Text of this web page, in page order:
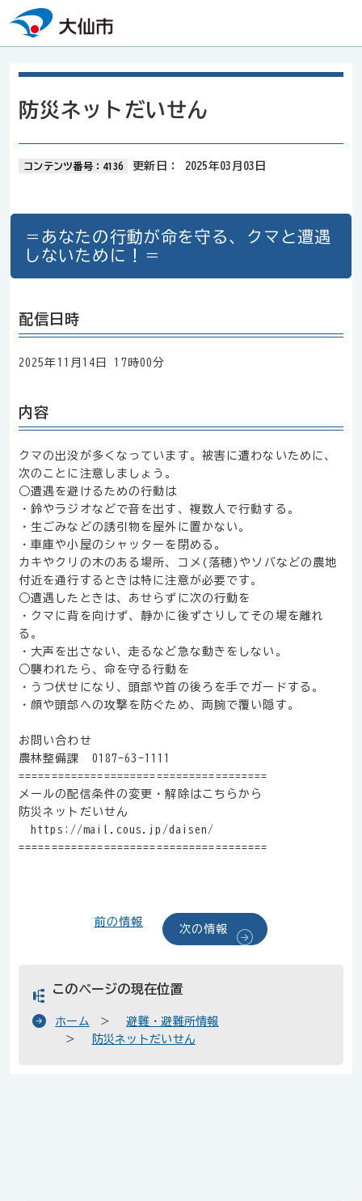
本文へスキップ
防災ネットだいせん
コンテンツ番号：4136 更新日： 2025年03月03日
＝あなたの行動が命を守る、クマと遭遇
しないために！＝
配信日時
2025年11月14日 17時00分
内容
クマの出没が多くなっています。被害に遭わないために、
次のことに注意しましょう。
○遭遇を避けるための行動は
・鈴やラジオなどで音を出す、複数人で行動する。
・生ごみなどの誘引物を屋外に置かない。
・車庫や小屋のシャッターを閉める。
カキやクリの木のある場所、コメ(落穂)やソバなどの農地
付近を通行するときは特に注意が必要です。
○遭遇したときは、あせらずに次の行動を
・クマに背を向けず、静かに後ずさりしてその場を離れ
る。
・大声を出さない、走るなど急な動きをしない。
○襲われたら、命を守る行動を
・うつ伏せになり、頭部や首の後ろを手でガードする。
・顔や頭部への攻撃を防ぐため、両腕で覆い隠す。
お問い合わせ
農林整備課 0187-63-1111
======================================
メールの配信条件の変更・解除はこちらから
防災ネットだいせん
https://mail.cous.jp/daisen/
======================================
前の情報
次の情報
このページの現在位置
ホーム
避難・避難所情報
防災ネットだいせん